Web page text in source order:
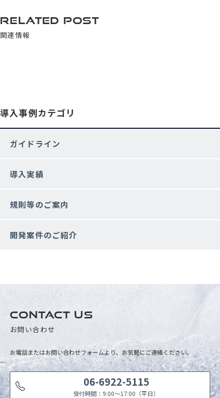
導入事例カテゴリ
ガイドライン
導入実績
規則等のご案内
開発案件のご紹介
RELATED POST
関連情報
CONTACT US
お問い合わせ
お電話またはお問い合わせフォームより、お気軽にご連絡ください。
06-6922-5115
受付時間：9:00〜17:00（平日）